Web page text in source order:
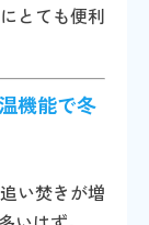
とても便利
機能で冬
い焚きが増